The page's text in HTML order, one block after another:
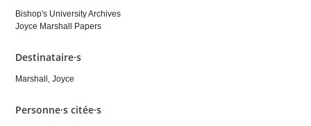
Bishop's University Archives
Joyce Marshall Papers
Destinataire·s
Marshall, Joyce
Personne·s citée·s